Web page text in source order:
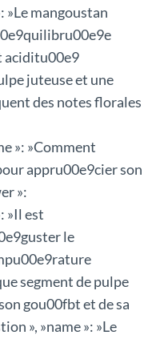
»Le mangoustan
aciditu00e9
juteuse et une
des notes florales
»: »Comment
appru00e9cier son
»:
»Il est
le
segment de pulpe
gou00fbt et de sa
», »name »: »Le